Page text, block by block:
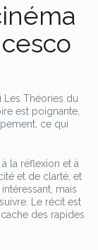
Les Théories du
est poignante,
ce qui
la réflexion et à
et de clarté, et
mais
Le récit est
des rapides